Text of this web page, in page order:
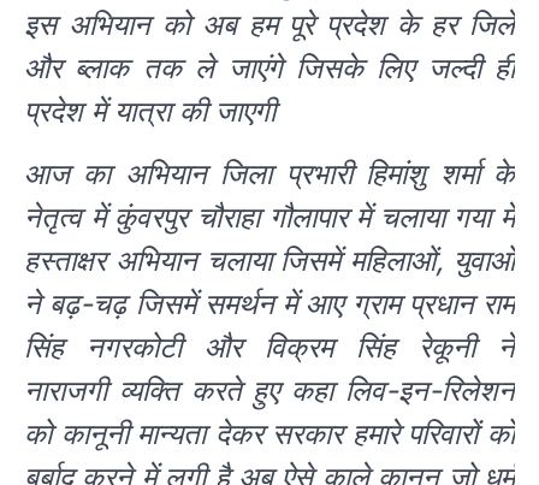
इस अभियान को अब हम पूरे प्रदेश के हर जिले
और ब्लाक तक ले जाएंगे जिसके लिए जल्दी ही
प्रदेश में यात्रा की जाएगी
आज का अभियान जिला प्रभारी हिमांशु शर्मा के
नेतृत्व में कुंवरपुर चौराहा गौलापार में चलाया गया में
हस्ताक्षर अभियान चलाया जिसमें महिलाओं, युवाओं
ने बढ़-चढ़ जिसमें समर्थन में आए ग्राम प्रधान राम
सिंह नगरकोटी और विक्रम सिंह रेकूनी ने
नाराजगी व्यक्ति करते हुए कहा लिव-इन-रिलेशन
को कानूनी मान्यता देकर सरकार हमारे परिवारों को
बर्बाद करने में लगी है अब ऐसे काले कानून जो धर्म